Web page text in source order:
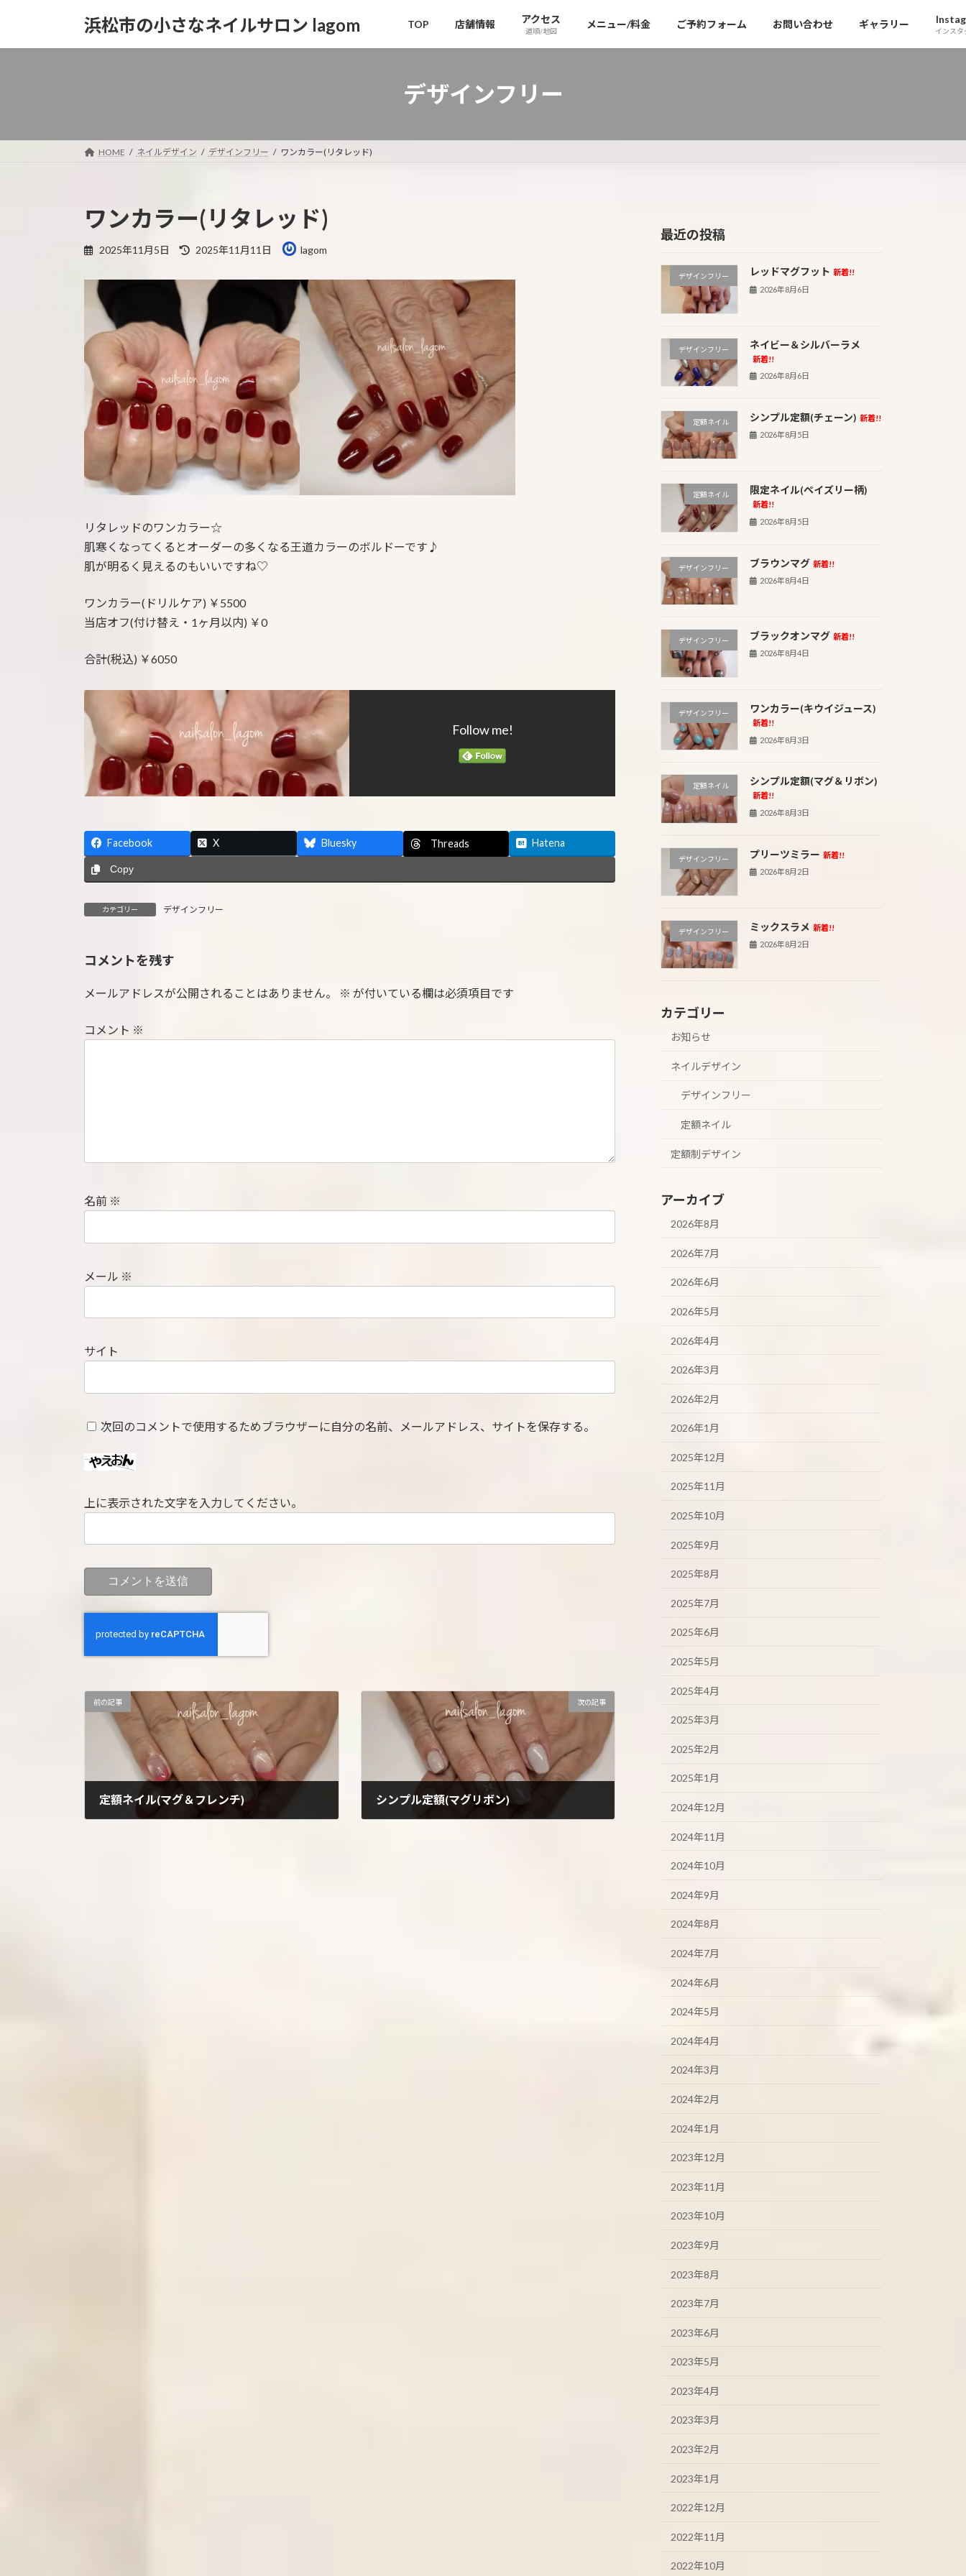
浜松市の小さなネイルサロン lagom TOP 店舗情報 アクセス
道順/地図
メニュー/料金 ご予約フォーム お問い合わせ ギャラリー
インスタ
デザインフリー
HOME ネイルデザイン デザインフリー ワンカラー(リタレッド)
ワンカラー(リタレッド)
2025年11月5日
最
時
2025年11月11日 lagom
リタレッドのワンカラー☆
肌寒くなってくるとオーダーの多くなる王道カラーのボルドーです♪
肌が明るく見えるのもいいですね♡
ワンカラー(ドリルケア) ￥5500
当店オフ(付け替え・1ヶ月以内) ￥0
合計(税込) ￥6050
Follow me!
Facebook X Bluesky Threads Hatena
Copy
カテゴリー デザインフリー
コメントを残す
メールアドレスが公開されることはありません。 ※ が付いている欄は必須項目です
コメント ※
名前 ※
メール ※
サイト
次回のコメントで使用するためブラウザーに自分の名前、メールアドレス、サイトを保存する。
上に表示された文字を入力してください。
前の記事
定額ネイル(マグ＆フレンチ)
次の記事
シンプル定額(マグリボン)
最近の投稿
デザインフリー レッドマグフット 新着!!
2026年8月6日
デザインフリー ネイビー＆シルバーラメ
新着!!
2026年8月6日
定額ネイル シンプル定額(チェーン) 新着!!
2026年8月5日
定額ネイル 限定ネイル(ペイズリー柄)
新着!!
2026年8月5日
デザインフリー ブラウンマグ 新着!!
2026年8月4日
デザインフリー ブラックオンマグ 新着!!
2026年8月4日
デザインフリー ワンカラー(キウイジュース)
新着!!
2026年8月3日
定額ネイル シンプル定額(マグ＆リボン)
新着!!
2026年8月3日
デザインフリー プリーツミラー 新着!!
2026年8月2日
デザインフリー ミックスラメ 新着!!
2026年8月2日
カテゴリー
お知らせ
ネイルデザイン
デザインフリー
定額ネイル
定額制デザイン
アーカイブ
2026年8月
2026年7月
2026年6月
2026年5月
2026年4月
2026年3月
2026年2月
2026年1月
2025年12月
2025年11月
2025年10月
2025年9月
2025年8月
2025年7月
2025年6月
2025年5月
2025年4月
2025年3月
2025年2月
2025年1月
2024年12月
2024年11月
2024年10月
2024年9月
2024年8月
2024年7月
2024年6月
2024年5月
2024年4月
2024年3月
2024年2月
2024年1月
2023年12月
2023年11月
2023年10月
2023年9月
2023年8月
2023年7月
2023年6月
2023年5月
2023年4月
2023年3月
2023年2月
2023年1月
2022年12月
2022年11月
2022年10月